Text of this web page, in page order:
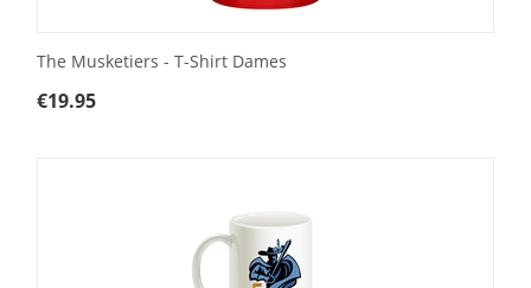
The Musketiers - T-Shirt Dames
€19.95